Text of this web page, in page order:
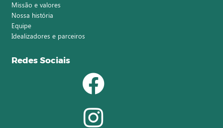
Missão e valores
Nossa história
Equipe
Idealizadores e parceiros
Redes Sociais